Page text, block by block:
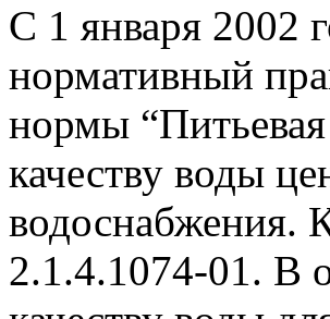
С 1 января 2002
нормативный
нормы
качеству воды
водоснабжения.
2.1.4.1074-01. В